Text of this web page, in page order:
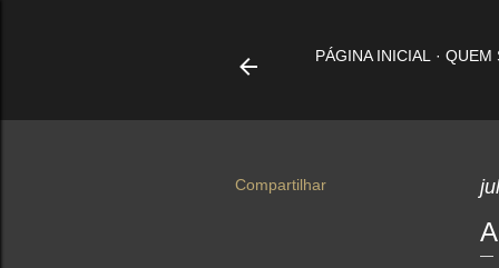
PÁGINA INICIAL QUEM
Compartilhar